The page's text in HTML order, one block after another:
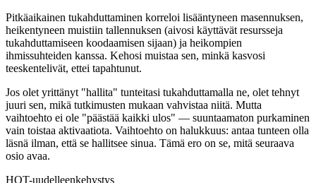
Pitkäaikainen tukahduttaminen korreloi lisääntyneen masennuksen,
heikentyneen muistiin tallennuksen (aivosi käyttävät resursseja
tukahduttamiseen koodaamisen sijaan) ja heikompien
ihmissuhteiden kanssa. Kehosi muistaa sen, minkä kasvosi
teeskentelivät, ettei tapahtunut.
Jos olet yrittänyt "hallita" tunteitasi tukahduttamalla ne, olet tehnyt
juuri sen, mikä tutkimusten mukaan vahvistaa niitä. Mutta
vaihtoehto ei ole "päästää kaikki ulos" — suuntaamaton purkaminen
vain toistaa aktivaatiota. Vaihtoehto on halukkuus: antaa tunteen olla
läsnä ilman, että se hallitsee sinua. Tämä ero on se, mitä seuraava
osio avaa.
HOT-uudelleenkehystys